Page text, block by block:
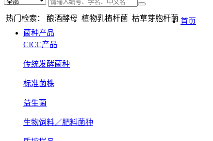
热门检索： 酿酒酵母 植物乳植杆菌 枯草芽胞杆菌 首页
菌种产品
CICC产品
传统发酵菌种
标准菌株
益生菌
生物饲料／肥料菌种